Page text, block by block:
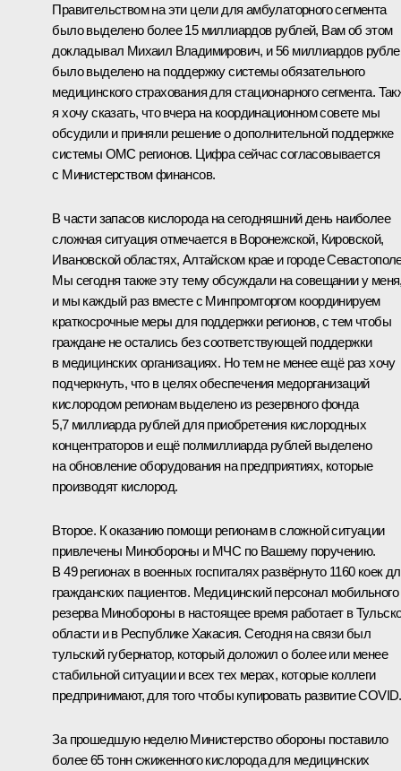
Правительством на эти цели для амбулаторного сегмента
было выделено более 15 миллиардов рублей, Вам об этом
докладывал Михаил Владимирович, и 56 миллиардов
было выделено на поддержку системы обязательного
медицинского страхования для стационарного сегмента.
я хочу сказать, что вчера на координационном совете мы
обсудили и приняли решение о дополнительной поддержке
системы ОМС регионов. Цифра сейчас согласовывается
с Министерством финансов.
В части запасов кислорода на сегодняшний день наиболее
сложная ситуация отмечается в Воронежской, Кировской,
Ивановской областях, Алтайском крае и городе
Мы сегодня также эту тему обсуждали на совещании у
и мы каждый раз вместе с Минпромторгом координируем
краткосрочные меры для поддержки регионов, с тем чтобы
граждане не остались без соответствующей поддержки
в медицинских организациях. Но тем не менее ещё раз хочу
подчеркнуть, что в целях обеспечения медорганизаций
кислородом регионам выделено из резервного фонда
5,7 миллиарда рублей для приобретения кислородных
концентраторов и ещё полмиллиарда рублей выделено
на обновление оборудования на предприятиях, которые
производят кислород.
Второе. К оказанию помощи регионам в сложной ситуации
привлечены Минобороны и МЧС по Вашему поручению.
В 49 регионах в военных госпиталях развёрнуто 1160 коек
гражданских пациентов. Медицинский персонал мобильного
резерва Минобороны в настоящее время работает в
области и в Республике Хакасия. Сегодня на связи был
тульский губернатор, который доложил о более или менее
стабильной ситуации и всех тех мерах, которые коллеги
предпринимают, для того чтобы купировать развитие COVID.
За прошедшую неделю Министерство обороны поставило
более 65 тонн сжиженного кислорода для медицинских